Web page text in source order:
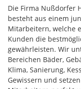
Die Firma Nußdorfer
besteht aus einem
Mitarbeitern, welche
Kunden die
gewährleisten. Wir
Bereichen Bäder,
Klima, Sanierung,
Gewissern und